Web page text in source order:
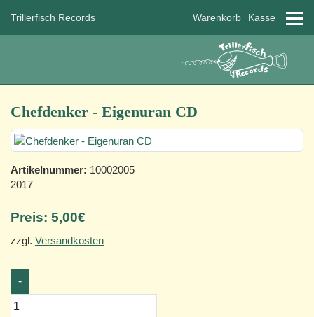
Trillerfisch Records Warenkorb Kasse
Chefdenker - Eigenuran CD
Artikelnummer: 10002005
2017
Preis: 5,00€
zzgl. Versandkosten
-